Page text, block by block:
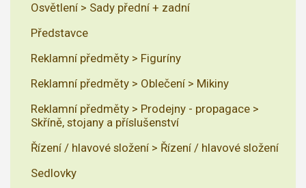
Osvětlení > Sady přední + zadní
Představce
Reklamní předměty > Figuríny
Reklamní předměty > Oblečení > Mikiny
Reklamní předměty > Prodejny - propagace >
Skříně, stojany a příslušenství
Řízení / hlavové složení > Řízení / hlavové složení
Sedlovky